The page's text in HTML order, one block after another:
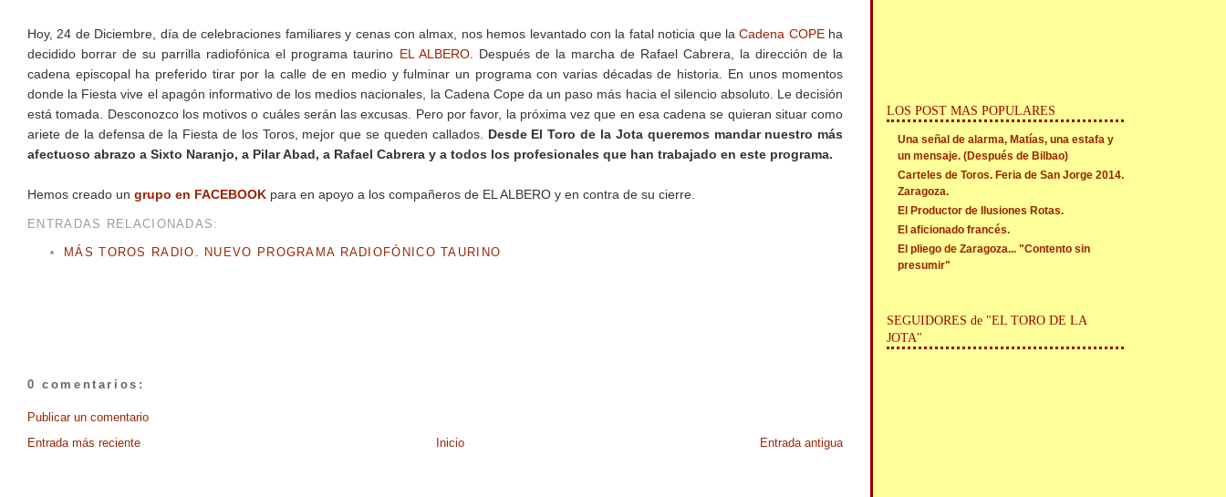
Hoy, 24 de Diciembre, día de celebraciones familiares y cenas con almax, nos hemos levantado con la fatal noticia que laCadena COPEha
decidido borrar de su parrilla radiofónica el programa taurino EL ALBERO. Después de la marcha de Rafael Cabrera, la dirección de la
cadena episcopal ha preferido tirar por la calle de en medio y fulminar un programa con varias décadas de historia. En unos momentos
donde la Fiesta vive el apagón informativo de los medios nacionales, la Cadena Cope da un paso más hacia el silencio absoluto. Le decisión
está tomada. Desconozco los motivos o cuáles serán las excusas. Pero por favor, la próxima vez que en esa cadena se quieran situar como
ariete de la defensa de la Fiesta de los Toros, mejor que se queden callados. Desde El Toro de la Jota queremos mandar nuestro más
afectuoso abrazo a Sixto Naranjo, a Pilar Abad, a Rafael Cabrera y a todos los profesionales que han trabajado en este programa.
Hemos creado un grupo en FACEBOOK para en apoyo a los compañeros de EL ALBERO y en contra de su cierre.
ENTRADAS RELACIONADAS:
MÁS TOROS RADIO. NUEVO PROGRAMA RADIOFÓNICO TAURINO
0 comentarios:
Publicar un comentario
Entrada más reciente
Entrada antigua
Inicio
LOS POST MAS POPULARES
Una señal de alarma, Matías, una estafa y
un mensaje. (Después de Bilbao)
Carteles de Toros. Feria de San Jorge 2014.
Zaragoza.
El Productor de Ilusiones Rotas.
El aficionado francés.
El pliego de Zaragoza... "Contento sin
presumir"
SEGUIDORES de "EL TORO DE LA
JOTA"